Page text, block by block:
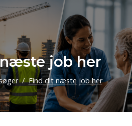
job her
Find dit næste job her